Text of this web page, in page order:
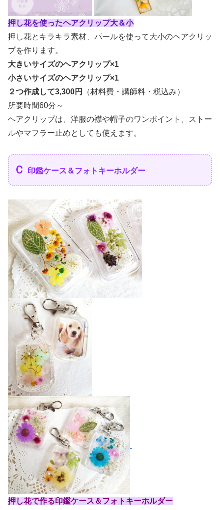
押し花を使ったヘアクリップ大＆小
押し花とキラキラ素材、パールを使って大小のヘアクリッ
プを作ります。
大きいサイズのヘアクリップ×1
小さいサイズのヘアクリップ×1
２つ作成して3,300円
（材料費・講師料・税込み）
所要時間60分～
ヘアクリップは、洋服の襟や帽子のワンポイント、ストー
ルやマフラー止めとしても使えます。
Ｃ 印鑑ケース＆フォトキーホルダー
押し花で作る印鑑ケース＆フォトキーホルダー